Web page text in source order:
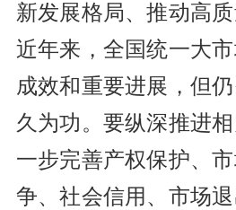
新发展格局、推动高质
近年来，全国统一大
成效和重要进展，但
久为功。要纵深推进
一步完善产权保护、
争、社会信用、市场